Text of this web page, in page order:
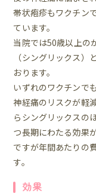
帯状疱疹もワクチン
ています。
当院では50歳以上の
（シングリックス
おります。
いずれのワクチンで
神経痛のリスクが軽
らシングリックスの
つ長期にわたる効果
ですが年間あたりの
す。
効果